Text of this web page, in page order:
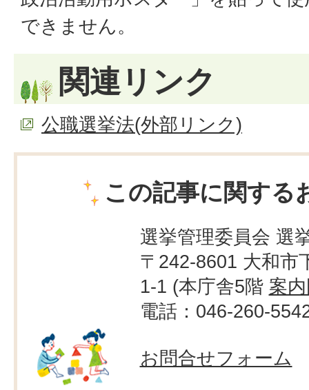
できません。
関連リンク
公職選挙法(外部リンク)
この記事に関する
選挙管理委員会 選
〒242-8601 大和市
1-1 (本庁舎5階 案
電話：046-260-
お問合せフォーム